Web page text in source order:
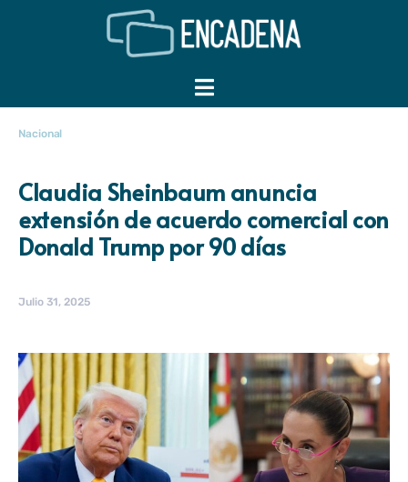
Nacional
Claudia Sheinbaum anuncia
extensión de acuerdo comercial con
Donald Trump por 90 días
Julio 31, 2025